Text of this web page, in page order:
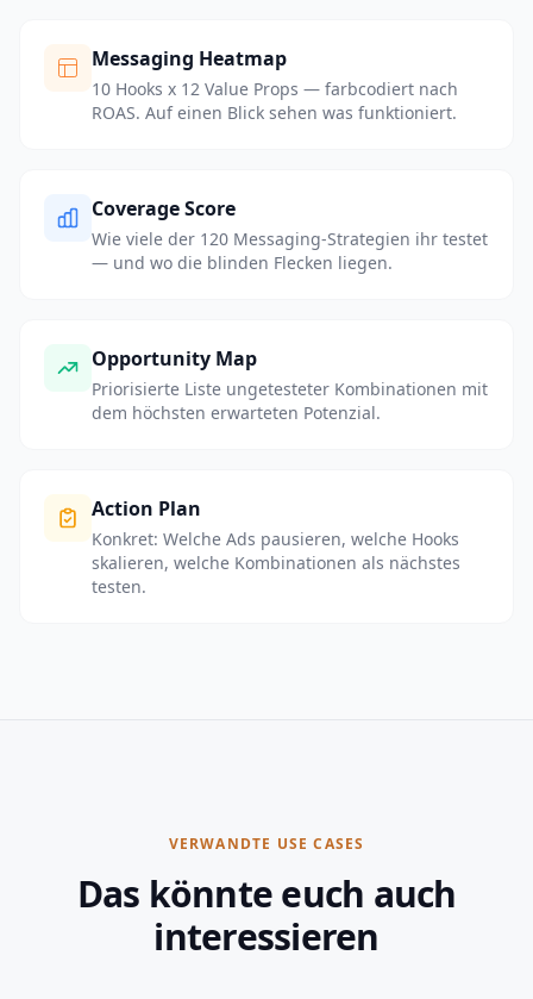
Messaging Heatmap
10 Hooks x 12 Value Props — farbcodiert nach
ROAS. Auf einen Blick sehen was funktioniert.
Coverage Score
Wie viele der 120 Messaging-Strategien ihr testet
— und wo die blinden Flecken liegen.
Opportunity Map
Priorisierte Liste ungetesteter Kombinationen mit
dem höchsten erwarteten Potenzial.
Action Plan
Konkret: Welche Ads pausieren, welche Hooks
skalieren, welche Kombinationen als nächstes
testen.
VERWANDTE USE CASES
Das könnte euch auch
interessieren